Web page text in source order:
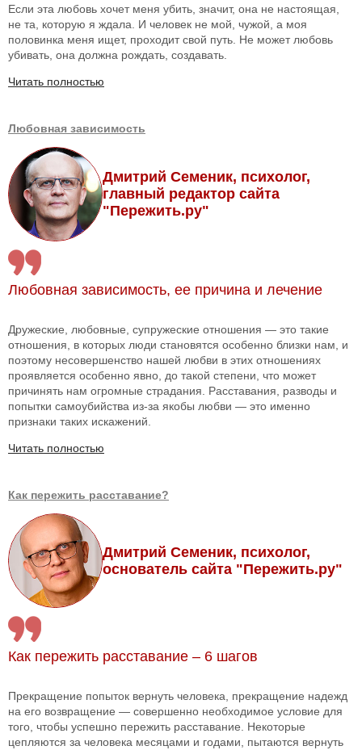
Если эта любовь хочет меня убить, значит, она не настоящая,
не та, которую я ждала. И человек не мой, чужой, а моя
половинка меня ищет, проходит свой путь. Не может любовь
убивать, она должна рождать, создавать.
Читать полностью
Любовная зависимость
Дмитрий Семеник, психолог,
главный редактор сайта
"Пережить.ру"
Любовная зависимость, ее причина и лечение
Дружеские, любовные, супружеские отношения — это такие
отношения, в которых люди становятся особенно близки нам, и
поэтому несовершенство нашей любви в этих отношениях
проявляется особенно явно, до такой степени, что может
причинять нам огромные страдания. Расставания, разводы и
попытки самоубийства из-за якобы любви — это именно
признаки таких искажений.
Читать полностью
Как пережить расставание?
Дмитрий Семеник, психолог,
основатель сайта "Пережить.ру"
Как пережить расставание – 6 шагов
Прекращение попыток вернуть человека, прекращение надежд
на его возвращение — совершенно необходимое условие для
того, чтобы успешно пережить расставание. Некоторые
цепляются за человека месяцами и годами, пытаются вернуть